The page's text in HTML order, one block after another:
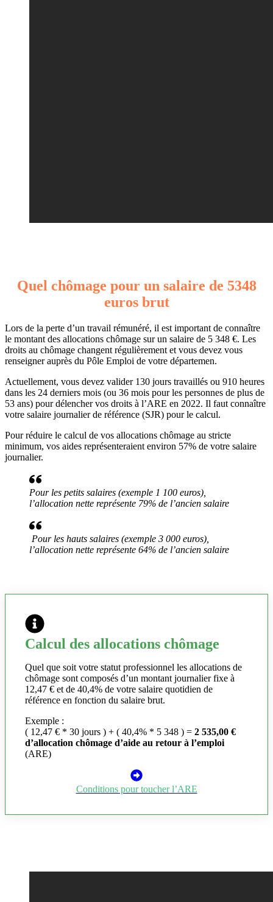
Quel chômage pour un salaire de 5348
euros brut
Lors de la perte d’un travail rémunéré, il est important de connaître
le montant des allocations chômage sur un salaire de 5 348 €. Les
droits au chômage changent régulièrement et vous devez vous
renseigner auprès du Pôle Emploi de votre départemen.
Actuellement, vous devez valider 130 jours travaillés ou 910 heures
dans les 24 derniers mois (ou 36 mois pour les personnes de plus de
53 ans) pour délencher vos droits à l’ARE en 2022. Il faut connaître
votre salaire journalier de référence (SJR) pour le calcul.
Pour réduire le calcul de vos allocations chômage au stricte
minimum, vos aides représenteraient environ 57% de votre salaire
journalier.
Pour les petits salaires (exemple 1 100 euros),
l’allocation nette représente 79% de l’ancien salaire
Pour les hauts salaires (exemple 3 000 euros),
l’allocation nette représente 64% de l’ancien salaire
Calcul des allocations chômage
Quel que soit votre statut professionnel les allocations de
chômage sont composés d’un montant journalier fixe à
12,47 € et de 40,4% de votre salaire quotidien de
référence en fonction du salaire brut.
Exemple :
( 12,47 € * 30 jours ) + ( 40,4% * 5 348 ) = 2 535,00 €
d’allocation chômage d’aide au retour à l’emploi
(ARE)
Conditions pour toucher l’ARE